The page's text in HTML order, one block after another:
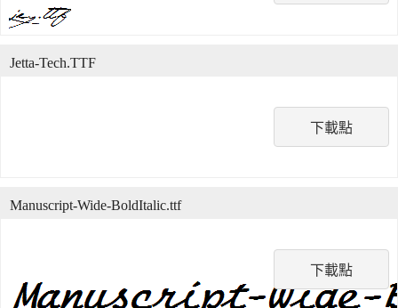
下載點
Jetta-Tech.TTF
下載點
Manuscript-Wide-BoldItalic.ttf